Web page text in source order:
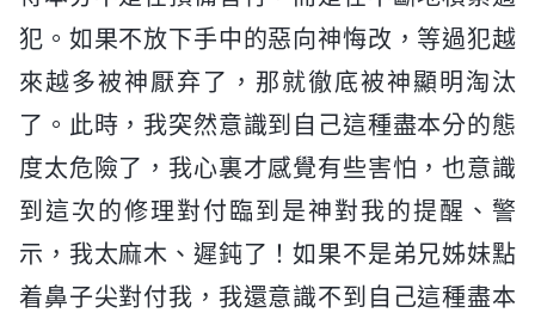
犯。如果不放下手中的惡向神悔改，等過犯越
來越多被神厭弃了，那就徹底被神顯明淘汰
了。此時，我突然意識到自己這種盡本分的態
度太危險了，我心裏才感覺有些害怕，也意識
到這次的修理對付臨到是神對我的提醒、警
示，我太麻木、遲鈍了！如果不是弟兄姊妹點
着鼻子尖對付我，我還意識不到自己這種盡本